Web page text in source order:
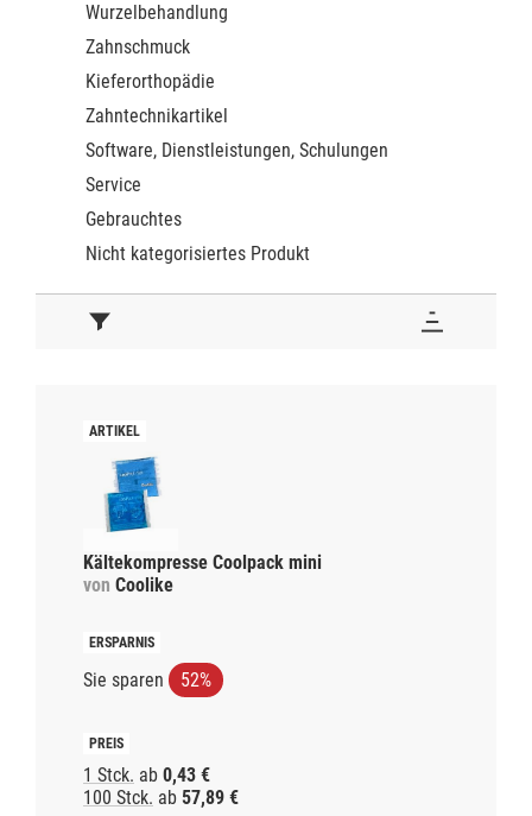
Wurzelbehandlung
Zahnschmuck
Kieferorthopädie
Zahntechnikartikel
Software, Dienstleistungen, Schulungen
Service
Gebrauchtes
Nicht kategorisiertes Produkt
Kältekompresse Coolpack mini
von Coolike
Sie sparen 52%
1 Stck. ab 0,43 €
100 Stck. ab 57,89 €